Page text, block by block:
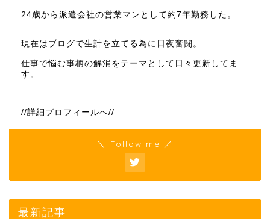
24歳から派遣会社の営業マンとして約7年勤務した。
現在はブログで生計を立てる為に日夜奮闘。
仕事で悩む事柄の解消をテーマとして日々更新してま
す。
//詳細プロフィールへ//
＼ Follow me ／
最新記事